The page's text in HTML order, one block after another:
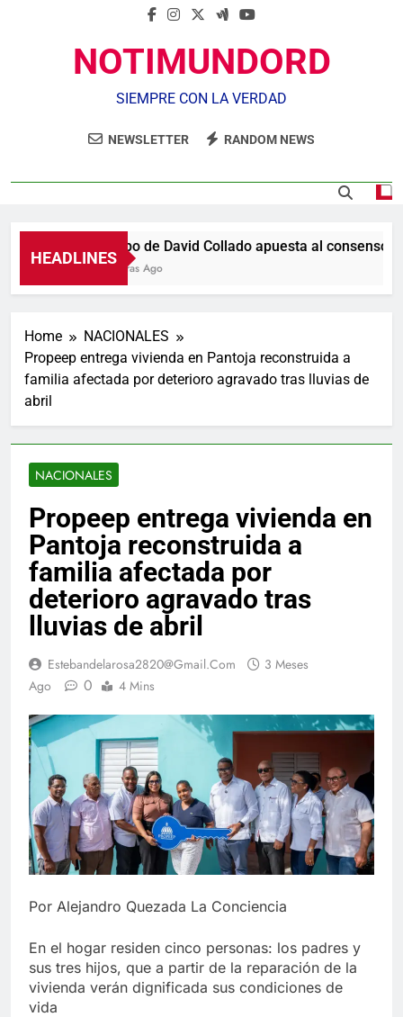
NOTIMUNDORD
SIEMPRE CON LA VERDAD
NEWSLETTER RANDOM NEWS
HEADLINES
Equipo de David Collado apuesta al consenso
12 Horas Ago
Home
NACIONALES
Propeep entrega vivienda en Pantoja reconstruida a
familia afectada por deterioro agravado tras lluvias de
abril
NACIONALES
Propeep entrega vivienda en
Pantoja reconstruida a
familia afectada por
deterioro agravado tras
lluvias de abril
Estebandelarosa2820@gmail.com
3 Meses
Ago
0 4 Mins
Por Alejandro Quezada La Conciencia
En el hogar residen cinco personas: los padres y
sus tres hijos, que a partir de la reparación de la
vivienda verán dignificada sus condiciones de
vida